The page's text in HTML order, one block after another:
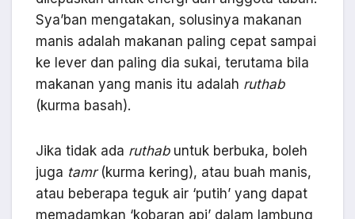
Sya’ban mengatakan, solusinya makanan
manis adalah makanan paling cepat sampai
ke lever dan paling dia sukai, terutama bila
makanan yang manis itu adalah ruthab
(kurma basah).
Jika tidak ada ruthabuntuk berbuka, boleh
juga tamr(kurma kering), atau buah manis,
atau beberapa teguk air ‘putih’ yang dapat
memadamkan ‘kobaran api’ dalam lambung